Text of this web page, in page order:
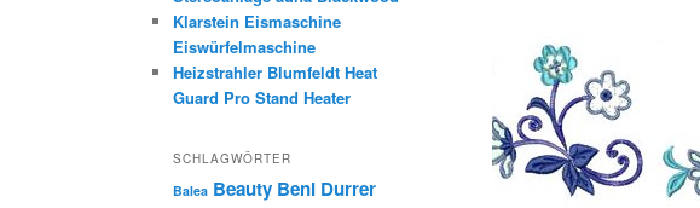
Klarstein Eismaschine
Eiswürfelmaschine
Heizstrahler Blumfeldt Heat
Guard Pro Stand Heater
SCHLAGWÖRTER
Balea Beauty Beni Durrer